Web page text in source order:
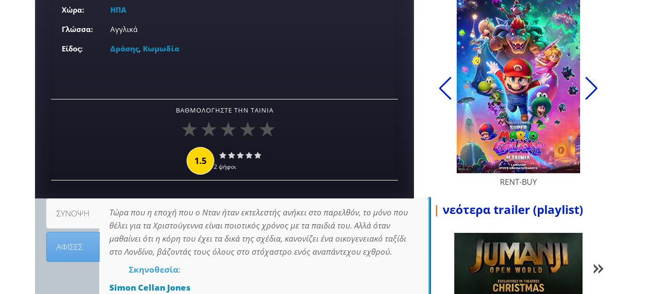
Χώρα:
ΗΠΑ
Γλώσσα:
Αγγλικά
Είδος:
Δράσης, Κωμωδία
ΒΑΘΜΟΛΟΓΉΣΤΕ ΤΗΝ ΤΑΙΝΊΑ
1.5 2 ψήφοι
ΣΥΝΟΨΗ
ΑΦΙΣΕΣ
Τώρα που η εποχή που ο Νταν ήταν εκτελεστής ανήκει στο παρελθόν, το μόνο που
θέλει για τα Χριστούγεννα είναι ποιοτικός χρόνος με τα παιδιά του. Αλλά όταν
μαθαίνει ότι η κόρη του έχει τα δικά της σχέδια, κανονίζει ένα οικογενειακό ταξίδι
στο Λονδίνο, βάζοντάς τους όλους στο στόχαστρο ενός αναπάντεχου εχθρού.
Σκηνοθεσία:
Simon Cellan Jones
RENT-BUY
| νεότερα trailer (playlist)
1/85